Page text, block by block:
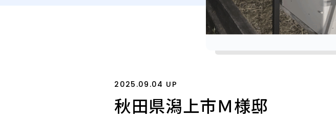
2025.09.04 UP
秋田県潟上市Ｍ様邸